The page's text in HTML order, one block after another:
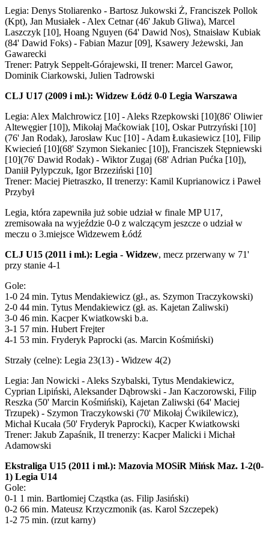
Legia: Denys Stoliarenko - Bartosz Jukowski Ż, Franciszek Pollok
(Kpt), Jan Musiałek - Alex Cetnar (46' Jakub Gliwa), Marcel
Laszczyk [10], Hoang Nguyen (64' Dawid Nos), Stnaisław Kubiak
(84' Dawid Foks) - Fabian Mazur [09], Ksawery Jeżewski, Jan
Gawarecki
Trener: Patryk Seppelt-Górajewski, II trener: Marcel Gawor,
Dominik Ciarkowski, Julien Tadrowski
CLJ U17 (2009 i mł.): Widzew Łódź 0-0 Legia Warszawa
Legia: Alex Malchrowicz [10] - Aleks Rzepkowski [10](86' Oliwier
Altewęgier [10]), Mikołaj Maćkowiak [10], Oskar Putrzyński [10]
(76' Jan Rodak), Jarosław Kuc [10] - Adam Łukasiewicz [10], Filip
Kwiecień [10](68' Szymon Siekaniec [10]), Franciszek Stępniewski
[10](76' Dawid Rodak) - Wiktor Zugaj (68' Adrian Pućka [10]),
Daniił Pylypczuk, Igor Brzeziński [10]
Trener: Maciej Pietraszko, II trenerzy: Kamil Kuprianowicz i Paweł
Przybył
Legia, która zapewniła już sobie udział w finale MP U17,
zremisowała na wyjeździe 0-0 z walczącym jeszcze o udział w
meczu o 3.miejsce Widzewem Łódź
CLJ U15 (2011 i mł.): Legia - Widzew, mecz przerwany w 71'
przy stanie 4-1
Gole:
1-0 24 min. Tytus Mendakiewicz (gł., as. Szymon Traczykowski)
2-0 44 min. Tytus Mendakiewicz (gł. as. Kajetan Zaliwski)
3-0 46 min. Kacper Kwiatkowski b.a.
3-1 57 min. Hubert Frejter
4-1 53 min. Fryderyk Paprocki (as. Marcin Kośmiński)
Strzały (celne): Legia 23(13) - Widzew 4(2)
Legia: Jan Nowicki - Aleks Szybalski, Tytus Mendakiewicz,
Cyprian Lipiński, Aleksander Dąbrowski - Jan Kaczorowski, Filip
Reszka (50' Marcin Kośmiński), Kajetan Zaliwski (64' Maciej
Trzupek) - Szymon Traczykowski (70' Mikołaj Ćwikilewicz),
Michał Kucała (50' Fryderyk Paprocki), Kacper Kwiatkowski
Trener: Jakub Zapaśnik, II trenerzy: Kacper Malicki i Michał
Adamowski
Ekstraliga U15 (2011 i mł.): Mazovia MOSiR Mińsk Maz. 1-2(0-
1) Legia U14
Gole:
0-1 1 min. Bartłomiej Cząstka (as. Filip Jasiński)
0-2 66 min. Mateusz Krzyczmonik (as. Karol Szczepek)
1-2 75 min. (rzut karny)